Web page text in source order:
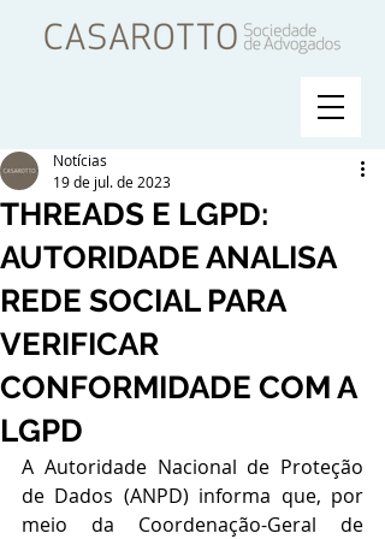
THREADS E LGPD:
AUTORIDADE ANALISA
REDE SOCIAL PARA
VERIFICAR
CONFORMIDADE COM A
LGPD
Notícias
19 de jul. de 2023
A Autoridade Nacional de Proteção
de Dados (ANPD) informa que, por
meio da Coordenação-Geral de